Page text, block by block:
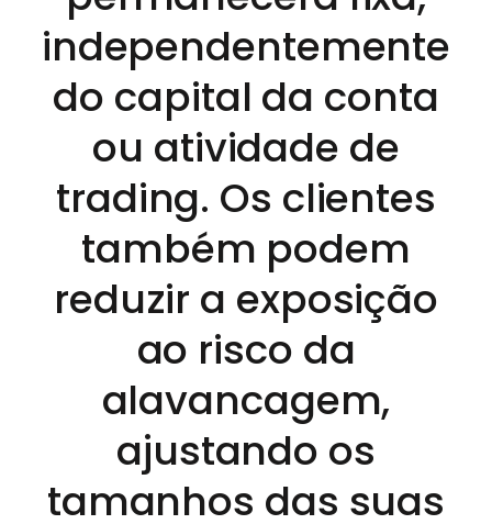
independentemente
do capital da conta
ou atividade de
trading. Os clientes
também podem
reduzir a exposição
ao risco da
alavancagem,
ajustando os
tamanhos das suas